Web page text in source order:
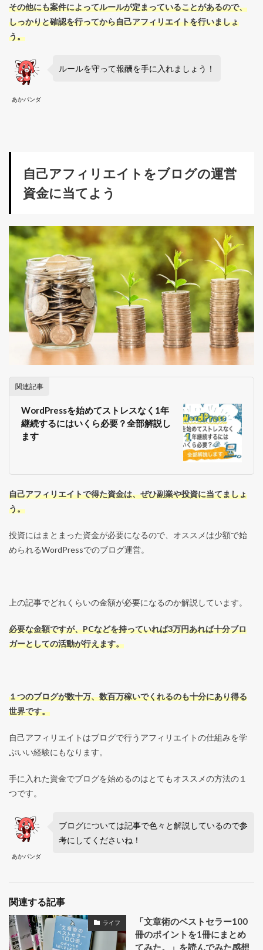
その他にも案件によってルールが定まっていることがあるので、
しっかりと確認を行ってから自己アフィリエイトを行いましょ
う。
あかパンダ
ルールを守って報酬を手に入れましょう！
自己アフィリエイトをブログの運営
資金に当てよう
関連記事
WordPressを始めてストレスなく1年
継続するにはいくら必要？全部解説し
ます
自己アフィリエイトで得た資金は、ぜひ副業や投資に当てましょ
う。
投資にはまとまった資金が必要になるので、オススメは少額で始
められるWordPressでのブログ運営。
上の記事でどれくらいの金額が必要になるのか解説しています。
必要な金額ですが、PCなどを持っていれば3万円あれば十分ブロ
ガーとしての活動が行えます。
１つのブログが数十万、数百万稼いでくれるのも十分にあり得る
世界です。
自己アフィリエイトはブログで行うアフィリエイトの仕組みを学
ぶいい経験にもなります。
手に入れた資金でブログを始めるのはとてもオススメの方法の１
つです。
あかパンダ
ブログについては記事で色々と解説しているので参
考にしてくださいね！
関連する記事
ライフ
「文章術のベストセラー100
冊のポイントを1冊にまとめ
てみた。」を読んでみた感想